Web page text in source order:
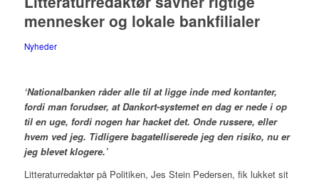
mennesker og lokale bankfilialer
Nyheder
‘Nationalbanken råder alle til at ligge inde med kontanter,
fordi man forudser, at Dankort-systemet en dag er nede i op
til en uge, fordi nogen har hacket det. Onde russere, eller
hvem ved jeg. Tidligere bagatelliserede jeg den risiko, nu er
jeg blevet klogere.’
Litteraturredaktør på Politiken, Jes Stein Pedersen, fik lukket sit